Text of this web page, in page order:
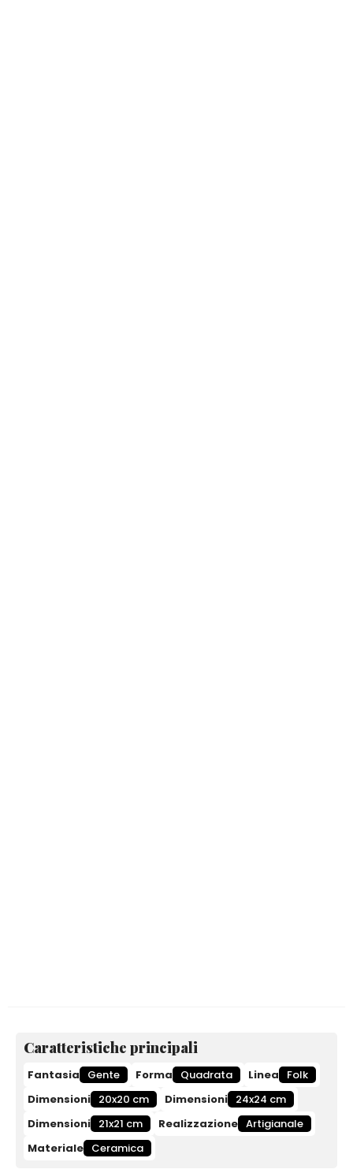
Caratteristiche principali
Fantasia Gente Forma Quadrata Linea
Folk
Dimensioni 20x20 cm Dimensioni 24x24 cm
Dimensioni 21x21 cm Realizzazione Artigianale
Materiale Ceramica